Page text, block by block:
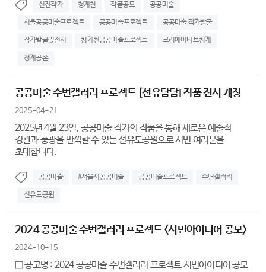
신진작가 청계천 작품공모 공공미술
서울공공미술프로젝트 공공미술프로젝트 공공미술 작가발굴
작가발굴및전시 청계천공공미술프로젝트 크리에이티브청계
청계공존
공공미술 수변갤러리 프로젝트 [선유담담] 작품 전시 개장
2025-04-21
2025년 4월 23일, 공공미술 작가의 작품을 통해 새로운 예술적
경관과 풍광을 만끽할 수 있는 선유도공원으로 시민 여러분을
초대합니다.
공공미술 #서울시공공미술 공공미술프로젝트 수변갤러리
선유도공원
2024 공공미술 수변갤러리 프로젝트 <시민아이디어 공모>
2024-10-15
□ 공고명 : 2024 공공미술 수변갤러리 프로젝트 시민아이디어 공모